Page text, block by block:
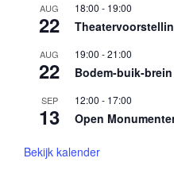
AUG
22
18:00 - 19:00
AUG
22
19:00 -21:00
Bodem-buik-
SEP
13
12:00 - 17:00
Open
Bekijk kalender